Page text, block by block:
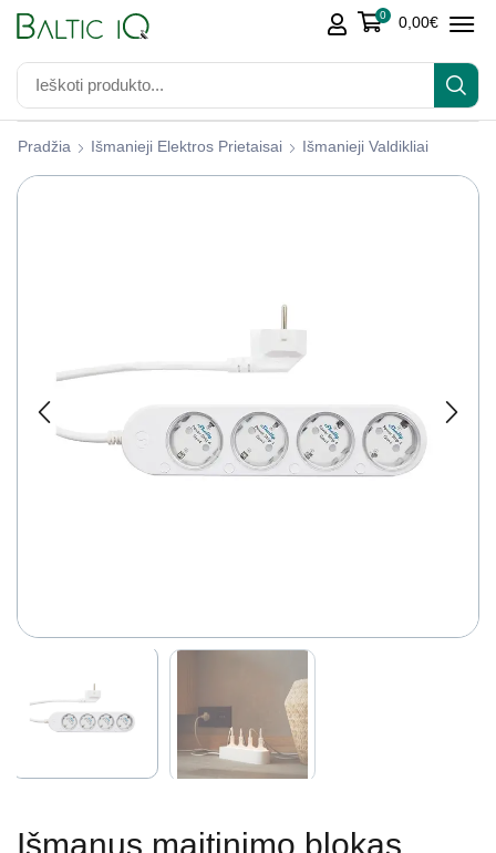
0 0,00€
Pradžia Išmanieji Elektros Prietaisai Išmanieji Valdikliai
Išmanus maitinimo blokas